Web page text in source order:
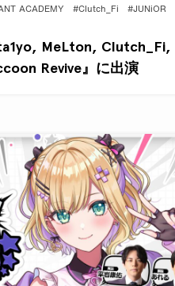
ACADEMY #Clutch_Fi
#JUNiOR
MeLton, Clutch_Fi,
Revive』に出演